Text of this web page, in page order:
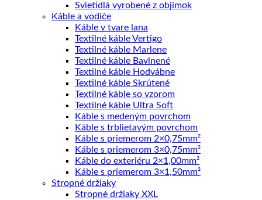
Svietidlá vyrobené z objímok
Káble a vodiče
Káble v tvare lana
Textilné káble Vertigo
Textilné káble Marlene
Textilné káble Bavlnené
Textilné káble Hodvábne
Textilné káble Skrútené
Textilné káble so vzorom
Textilné káble Ultra Soft
Káble s medeným povrchom
Káble s trblietavým povrchom
Káble s priemerom 2×0,75mm²
Káble s priemerom 3×0,75mm²
Káble do exteriéru 2×1,00mm²
Káble s priemerom 3×1,50mm²
Stropné držiaky
Stropné držiaky XXL